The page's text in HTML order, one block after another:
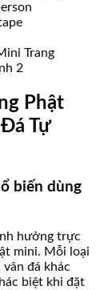
Trang
2
Phật
Tự
biến dùng
hưởng trực
mini. Mỗi loại
đá khác
biệt khi đặt